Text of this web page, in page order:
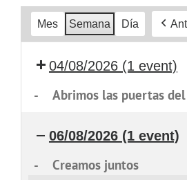
Mes Semana Día
04/08/2026 (1 event)
- Abrimos las puertas
06/08/2026 (1 event)
- Creamos juntos